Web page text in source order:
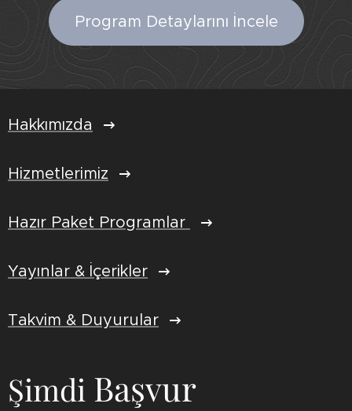
Program Detaylarını İncele
Hakkımızda
Hizmetlerimiz
Hazır Paket Programlar
Yayınlar & İçerikler
Takvim & Duyurular
Şimdi Başvur